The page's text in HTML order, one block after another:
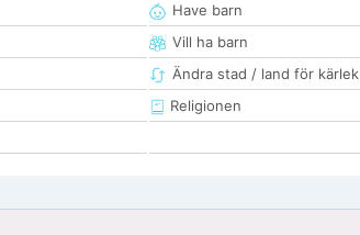
Have barn
Vill ha barn
Ändra stad / land för kärlek
Religionen